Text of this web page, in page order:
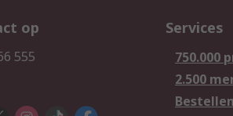
op
555
Services
750.000
2.500
Bestellen